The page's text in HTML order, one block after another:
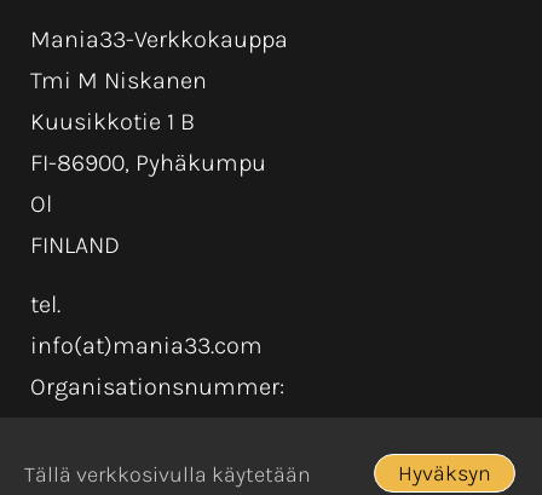
Mania33-Verkkokauppa
Tmi M Niskanen
Kuusikkotie 1 B
FI-86900, Pyhäkumpu
Ol
FINLAND
tel.
info(at)mania33.com
Organisationsnummer:
Tällä verkkosivulla käytetään Hyväksyn